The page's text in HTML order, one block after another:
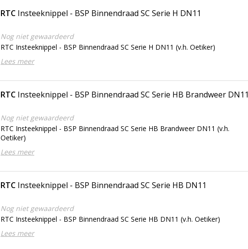
RTC Insteeknippel - BSP Binnendraad SC Serie H DN11
Nog niet gewaardeerd
RTC Insteeknippel - BSP Binnendraad SC Serie H DN11 (v.h. Oetiker)
Lees meer
RTC Insteeknippel - BSP Binnendraad SC Serie HB Brandweer DN11
Nog niet gewaardeerd
RTC Insteeknippel - BSP Binnendraad SC Serie HB Brandweer DN11 (v.h.
Oetiker)
Lees meer
RTC Insteeknippel - BSP Binnendraad SC Serie HB DN11
Nog niet gewaardeerd
RTC Insteeknippel - BSP Binnendraad SC Serie HB DN11 (v.h. Oetiker)
Lees meer